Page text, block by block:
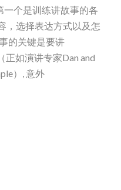
一个是训练讲故事的各
，选择表达方式以及怎
的关键是要讲
正如演讲专家Dan and
）, 意外